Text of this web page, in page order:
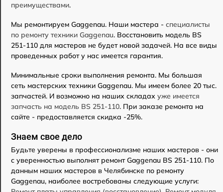
преимуществами.
Мы ремонтируем Gaggenau. Наши мастера - специалисты
по ремонту техники Gaggenau. Восстановить модель BS
251-110 для мастеров не будет новой задачей. На все виды
проведенных работ у нас имеется гарантия.
Минимальные сроки выполнения ремонта. Мы большая
сеть мастерских техники Gaggenau. Мы имеем более 20 тыс.
запчастей. И возможно на наших складах уже имеется
запчасть на модель BS 251-110. При заказе ремонта на
сайте - предоставляется скидка -25%.
Знаем свое дело
Будьте уверены в профессионализме наших мастеров - они
с уверенностью выполнят ремонт Gaggenau BS 251-110. По
данным наших мастеров в Челябинске по ремонту
Gaggenau, наиболее востребованы следующие услуги: